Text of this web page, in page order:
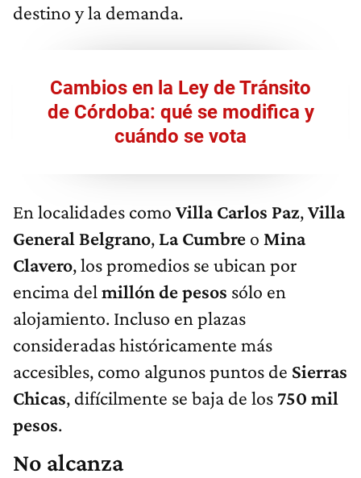
destino y la demanda.
Cambios en la Ley de Tránsito
de Córdoba: qué se modifica y
cuándo se vota
En localidades como Villa Carlos Paz,Villa
General Belgrano, La Cumbre o Mina
Clavero, los promedios se ubican por
encima del millón de pesos sólo en
alojamiento. Incluso en plazas
consideradas históricamente más
accesibles, como algunos puntos de Sierras
Chicas, difícilmente se baja de los 750 mil
pesos.
No alcanza